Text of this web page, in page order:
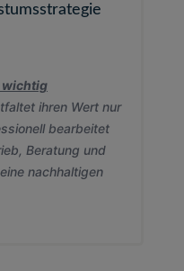
wichtig
ihren Wert nur
bearbeitet
Beratung und
nachhaltigen